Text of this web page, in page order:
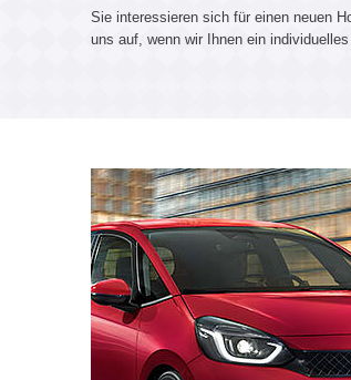
Sie interessieren sich für einen neuen
uns auf, wenn wir Ihnen ein